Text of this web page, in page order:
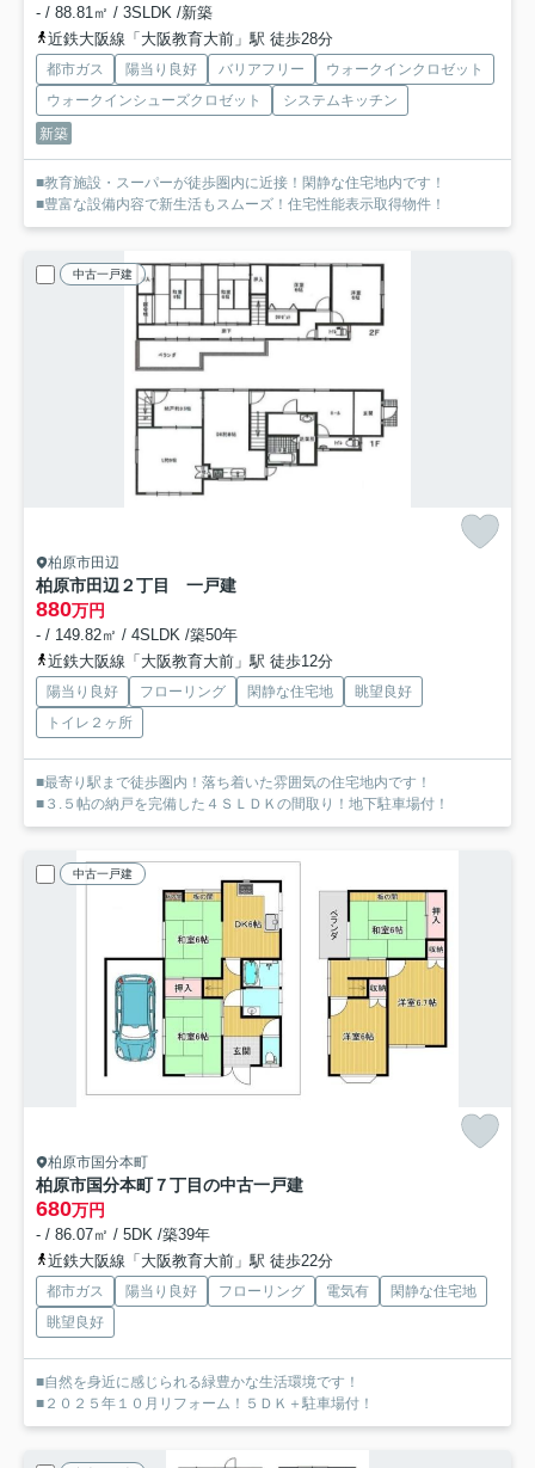
- / 88.81㎡ / 3SLDK /新築
近鉄大阪線「大阪教育大前」駅 徒歩28分
都市ガス 陽当り良好 バリアフリー
ウォークインクロゼット
ウォークインシューズクロゼット
システムキッチン
新築
■教育施設・スーパーが徒歩圏内に近接！閑静な住宅地内です！
■豊富な設備内容で新生活もスムーズ！住宅性能表示取得物件！
中古一戸建
柏原市田辺
柏原市田辺２丁目 一戸建
880万円
- / 149.82㎡ / 4SLDK /築50年
近鉄大阪線「大阪教育大前」駅 徒歩12分
陽当り良好 フローリング 閑静な住宅地
眺望良好
トイレ２ヶ所
■最寄り駅まで徒歩圏内！落ち着いた雰囲気の住宅地内です！
■３.５帖の納戸を完備した４ＳＬＤＫの間取り！地下駐車場付！
中古一戸建
柏原市国分本町
柏原市国分本町７丁目の中古一戸建
680万円
- / 86.07㎡ / 5DK /築39年
近鉄大阪線「大阪教育大前」駅 徒歩22分
都市ガス 陽当り良好 フローリング 電気有
閑静な住宅地
眺望良好
■自然を身近に感じられる緑豊かな生活環境です！
■２０２５年１０月リフォーム！５ＤＫ＋駐車場付！